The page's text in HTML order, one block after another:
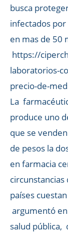
busca
infectados
en mas de 50
https://
laboratorios-
precio-de-
La
produce uno
que se
de pesos la
en farmacia
países
argumentó
salud pública,